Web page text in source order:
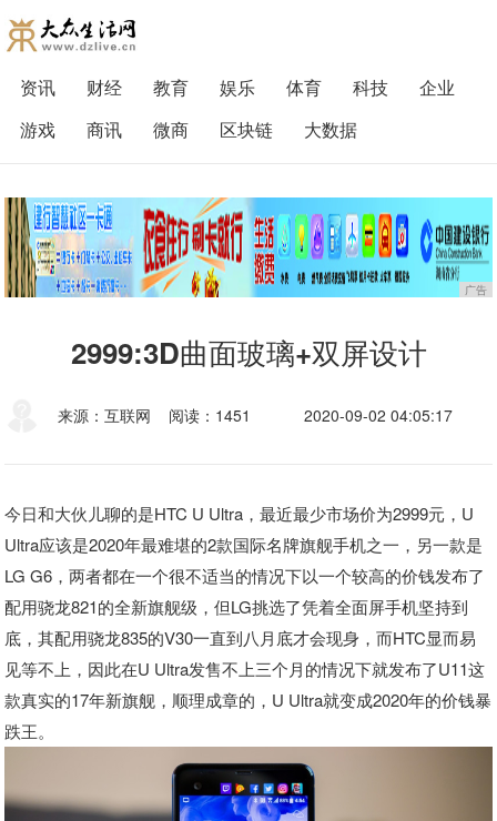
资讯 财经 教育 娱乐 体育 科技
企业
游戏
商讯 微商 区块链 大数据
广告
2999:3D曲面玻璃+双屏设计
来源：互联网 阅读：1451 2020-09-02 04:05:17
今日和大伙儿聊的是HTC U Ultra，最近最少市场价为2999元，U
Ultra应该是2020年最难堪的2款国际名牌旗舰手机之一，另一款是
LG G6，两者都在一个很不适当的情况下以一个较高的价钱发布了
配用骁龙821的全新旗舰级，但LG挑选了凭着全面屏手机坚持到
底，其配用骁龙835的V30一直到八月底才会现身，而HTC显而易
见等不上，因此在U Ultra发售不上三个月的情况下就发布了U11这
款真实的17年新旗舰，顺理成章的，U Ultra就变成2020年的价钱暴
跌王。